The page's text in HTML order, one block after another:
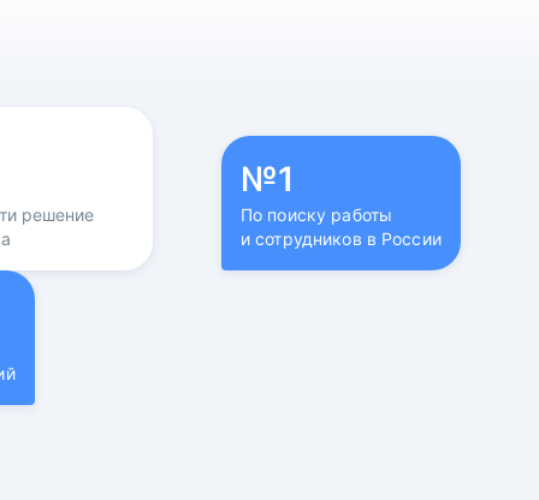
решение
№1
По поиску работы
и сотрудников в России